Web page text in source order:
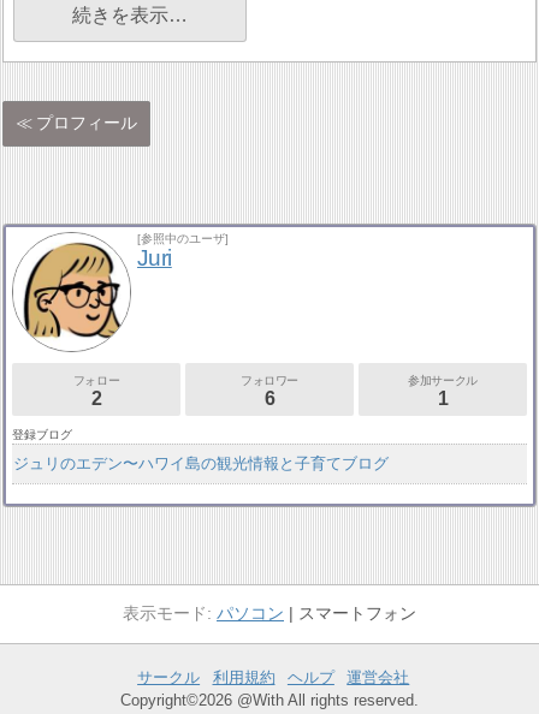
続きを表示…
プロフィール
[参照中のユーザ]
Juri
フォロー
2
フォロワー
6
参加サークル
1
登録ブログ
ジュリのエデン〜ハワイ島の観光情報と子育てブログ
パソコン スマートフォン
サークル 利用規約 ヘルプ
運営会社
Copyright©2026 @With All rights reserved.